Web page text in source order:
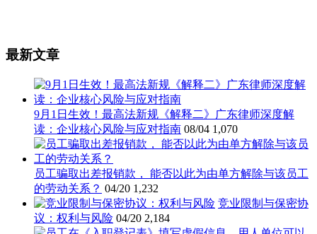
最新文章
9月1日生效！最高法新规《解释二》广东律师深度解
读：企业核心风险与应对指南 08/04 1,070
员工骗取出差报销款， 能否以此为由单方解除与该员工
的劳动关系？ 04/20 1,232
竞业限制与保密协
议：权利与风险 04/20 2,184